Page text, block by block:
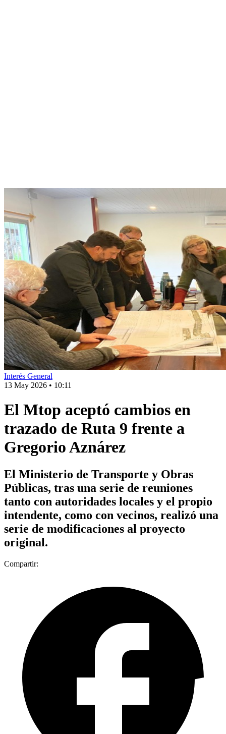
Interés General
13 May 2026 • 10:11
El Mtop aceptó cambios en
trazado de Ruta 9 frente a
Gregorio Aznárez
El Ministerio de Transporte y Obras
Públicas, tras una serie de reuniones
tanto con autoridades locales y el propio
intendente, como con vecinos, realizó una
serie de modificaciones al proyecto
original.
Compartir: